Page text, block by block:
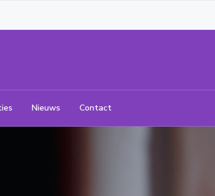
Nieuws Contact